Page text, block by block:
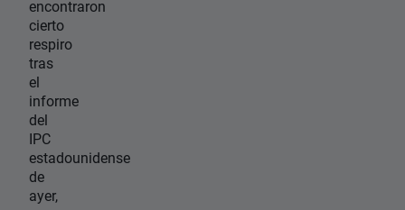
encontraron
cierto
respiro
tras
el
informe
del
IPC
estadounidense
de
ayer,